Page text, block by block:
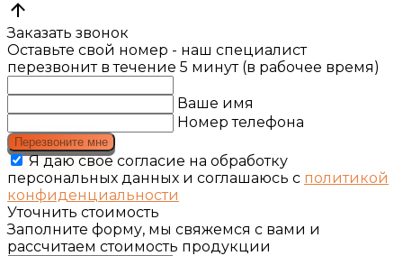
Заказать звонок
Оставьте свой номер - наш специалист
перезвонит в течение 5 минут (в рабочее время)
Ваше имя
Номер телефона
Перезвоните мне
Я даю свое согласие на обработку
персональных данных и соглашаюсь с политикой
конфиденциальности
Уточнить стоимость
Заполните форму, мы свяжемся с вами и
рассчитаем стоимость продукции